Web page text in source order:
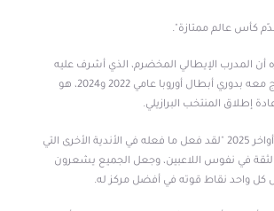
كأس عالم ممتازة".
أن المدرب الإيطالي المخضرم، الذي أشرف عليه
في ريال مدريد وتُوّج معه بدوري أبطال أوروبا عامي 2022 و2024، هو
إطلاق المنتخب البرازيلي.
وقال المهاجم في أواخر 2025 "لقد فعل ما فعله في الأندية الأخرى التي
في نفوس اللاعبين، وجعل الجميع يشعرون
كل واحد نقاط قوته في أفضل مركز له.